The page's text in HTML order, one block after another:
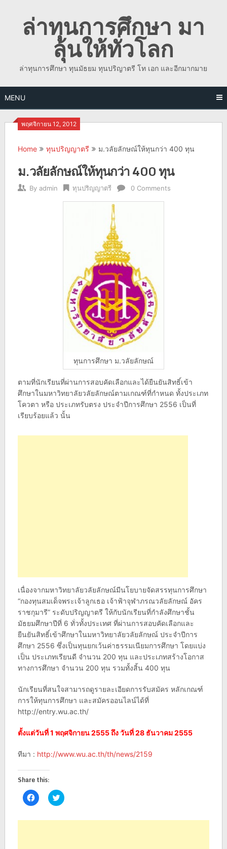
contentล่าทุนการศึกษา มา
ลุ้นให้ทั่วโลก
ล่าทุนการศึกษา ทุนมัธยม ทุนปริญาตรี โท เอก และอีกมากมาย
MENU
พฤศจิกายน 12, 2012
Home ทุนปริญญาตรี ม.วลัยลักษณ์ให้ทุนกว่า 400 ทุน
ม.วลัยลักษณ์ให้ทุนกว่า 400 ทุน
By admin ทุนปริญญาตรี 0 Comments
ทุนการศึกษา ม.วลัยลักษณ์
ตามที่นักเรียนที่ผ่านการสอบคัดเลือกและได้ยืนยันสิทธิ์เข้า
ศึกษาในมหาวิทยาลัยวลัยลักษณ์ตามเกณฑ์ที่กำหนด ทั้งประเภท
โควตา หรือ ประเภทรับตรง ประจำปีการศึกษา 2556 เป็นที่
เรียบร้อยแล้ว นั้น
เนื่องจากมหาวิทยาลัยวลัยลักษณ์มีนโยบายจัดสรรทุนการศึกษา
“กองทุนสมเด็จพระเจ้าลูกเธอ เจ้าฟ้าจุฬาภรณวลัยลักษณ์ อัคร
ราชกุมารี” ระดับปริญญาตรี ให้กับนักเรียนที่กำลังศึกษาชั้น
มัธยมศึกษาปีที่ 6 ทั่วทั้งประเทศ ที่ผ่านการสอบคัดเลือกและ
ยืนยันสิทธิ์เข้าศึกษาในมหาวิทยาลัยวลัยลักษณ์ ประจำปีการ
ศึกษา 2556 ซึ่งเป็นทุนยกเว้นค่าธรรมเนียมการศึกษา โดยแบ่ง
เป็น ประเภทเรียนดี จำนวน 200 ทุน และประเภทสร้างโอกาส
ทางการศึกษา จำนวน 200 ทุน รวมทั้งสิ้น 400 ทุน
นักเรียนที่สนใจสามารถดูรายละเอียดการรับสมัคร หลักเกณฑ์
การให้ทุนการศึกษา และสมัครออนไลน์ได้ที่
http://entry.wu.ac.th/
ตั้งแต่วันที่ 1 พฤศจิกายน 2555 ถึง วันที่ 28 ธันวาคม 2555
ทีมา : http://www.wu.ac.th/th/news/2159
Share this:
Click
to
Facebook
Click
to
Twitter